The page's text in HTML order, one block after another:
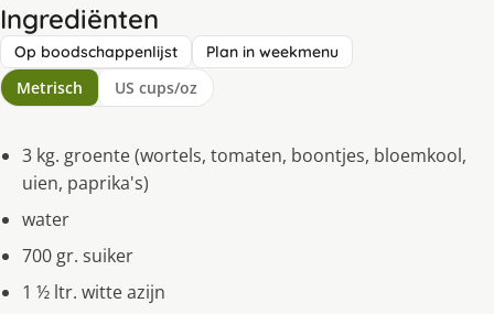
Ingrediënten
Op boodschappenlijst Plan in weekmenu
Metrisch US cups/oz
3 kg. groente (wortels, tomaten, boontjes, bloemkool,
uien, paprika's)
water
700 gr. suiker
1 ½ ltr. witte azijn